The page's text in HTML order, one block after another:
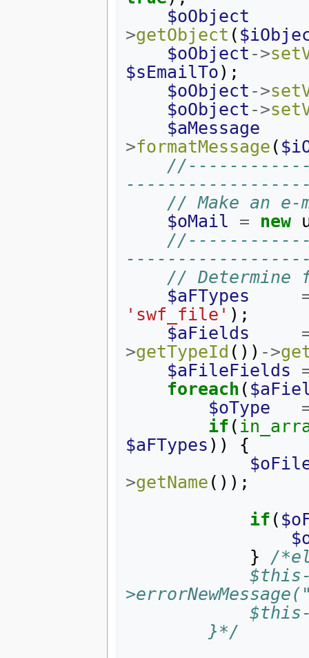
$oObject
>getObject (
$oObject ->
$sEmailTo);
$oObject ->
$oObject ->
$aMessage
>formatMessage (
// Make an e-
$oMail
= new
//
$aFTypes
'swf_file' );
$aFields
>getTypeId ()) ->
$aFileFields
foreach (
$oType
if (
$aFTypes ))
{
>getName ());
if (
}
/
            $this-
        }*/